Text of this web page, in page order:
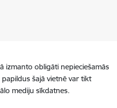
izmanto obligāti nepieciešamās
šajā vietnē var tikt
mediju sīkdatnes.